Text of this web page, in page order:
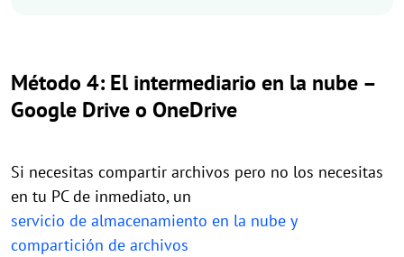
Método 4: El intermediario en la nube –
Google Drive o OneDrive
Si necesitas compartir archivos pero no los necesitas
en tu PC de inmediato, un
servicio de almacenamiento en la nube y
compartición de archivos